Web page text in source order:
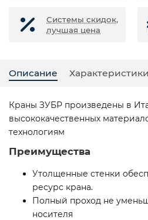
Системы скидок,
лучшая цена
Описание Характеристики
Краны ЗУБР произведены в
высококачественных
технологиям
Преимущества
Утолщенные стенки
ресурс крана.
Полный проход не
носителя